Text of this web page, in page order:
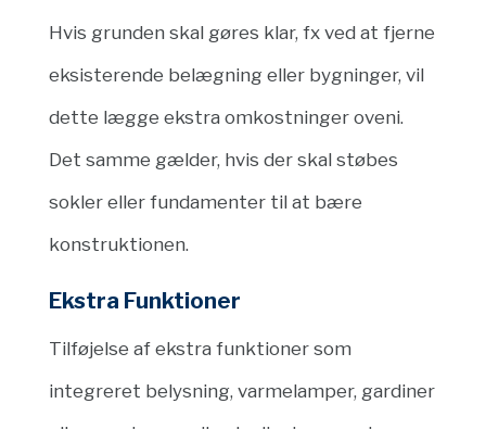
Hvis grunden skal gøres klar, fx ved at fjerne
eksisterende belægning eller bygninger, vil
dette lægge ekstra omkostninger oveni.
Det samme gælder, hvis der skal støbes
sokler eller fundamenter til at bære
konstruktionen.
Ekstra Funktioner
Tilføjelse af ekstra funktioner som
integreret belysning, varmelamper, gardiner